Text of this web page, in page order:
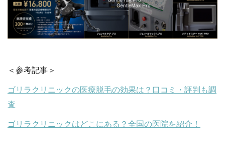
＜参考記事＞
ゴリラクリニックの医療脱毛の効果は？口コミ・評判も調
査
ゴリラクリニックはどこにある？全国の医院を紹介！